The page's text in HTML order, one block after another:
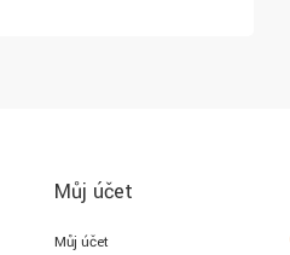
Můj účet
Můj účet